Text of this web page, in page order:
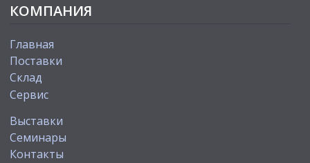
КОМПАНИЯ
Главная
Поставки
Склад
Сервис
Выставки
Cеминары
Контакты